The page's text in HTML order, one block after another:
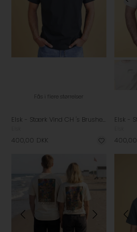
Fås i flere størrelser
Elsk - Stærk Vind CH 's Brushed T-shirt - Black
400,00 DKK 400,00